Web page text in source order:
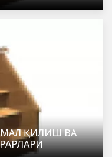
ҚИЛИШ ВА